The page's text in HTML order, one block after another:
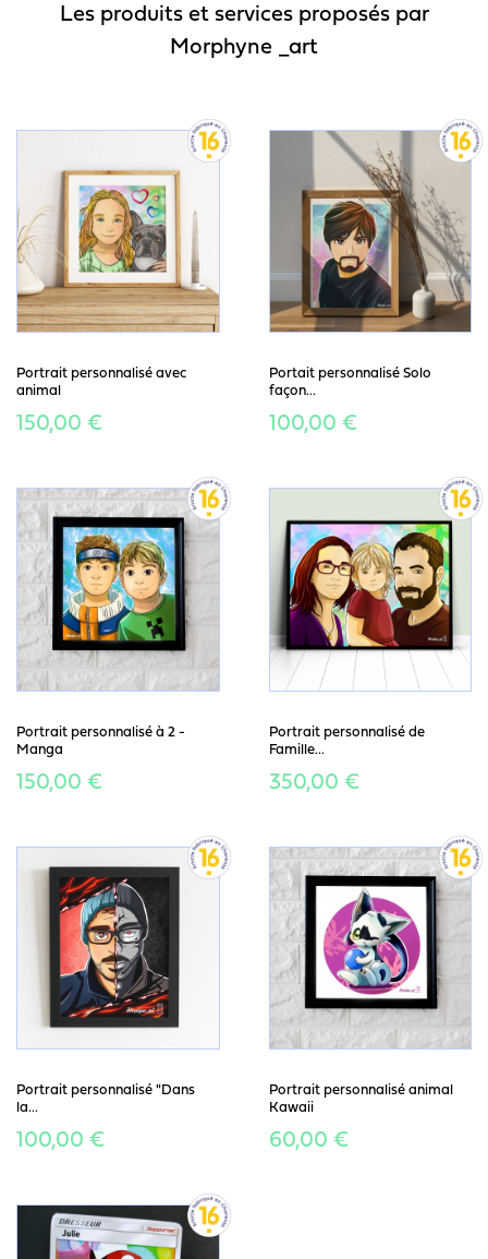
Les produits et services proposés par
Morphyne _art
Portrait personnalisé avec
animal
150,00 €
Portait personnalisé Solo
façon...
100,00 €
Portrait personnalisé à 2 -
Manga
150,00 €
Portrait personnalisé de
Famille...
350,00 €
Portrait personnalisé "Dans
la...
100,00 €
Portrait personnalisé animal
Kawaii
60,00 €